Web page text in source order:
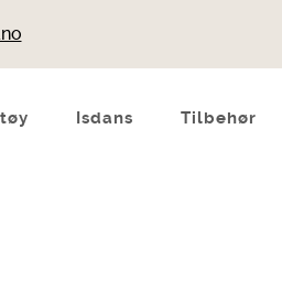
Isdans Tilbehør